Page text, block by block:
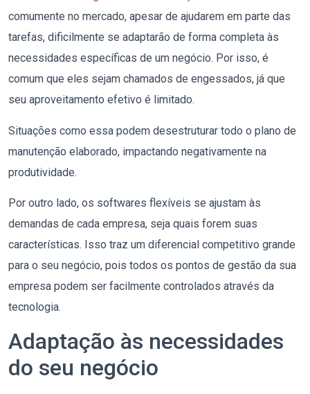
comumente no mercado, apesar de ajudarem em parte das
tarefas, dificilmente se adaptarão de forma completa às
necessidades específicas de um negócio. Por isso, é
comum que eles sejam chamados de engessados, já que
seu aproveitamento efetivo é limitado.
Situações como essa podem desestruturar todo o plano de
manutenção elaborado, impactando negativamente na
produtividade.
Por outro lado, os softwares flexíveis se ajustam às
demandas de cada empresa, seja quais forem suas
características. Isso traz um diferencial competitivo grande
para o seu negócio, pois todos os pontos de gestão da sua
empresa podem ser facilmente controlados através da
tecnologia.
​Adaptação às necessidades
do seu negócio